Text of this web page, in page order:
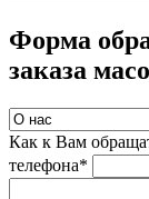
Форма
заказа
Как к Вам
телефона*